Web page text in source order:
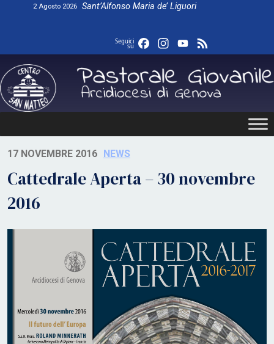
2 Agosto 2026 Sant’Alfonso Maria de’ Liguori
Seguici
su FacebookInstagram
YouTube
17 NOVEMBRE 2016 NEWS
Cattedrale Aperta – 30 novembre
2016